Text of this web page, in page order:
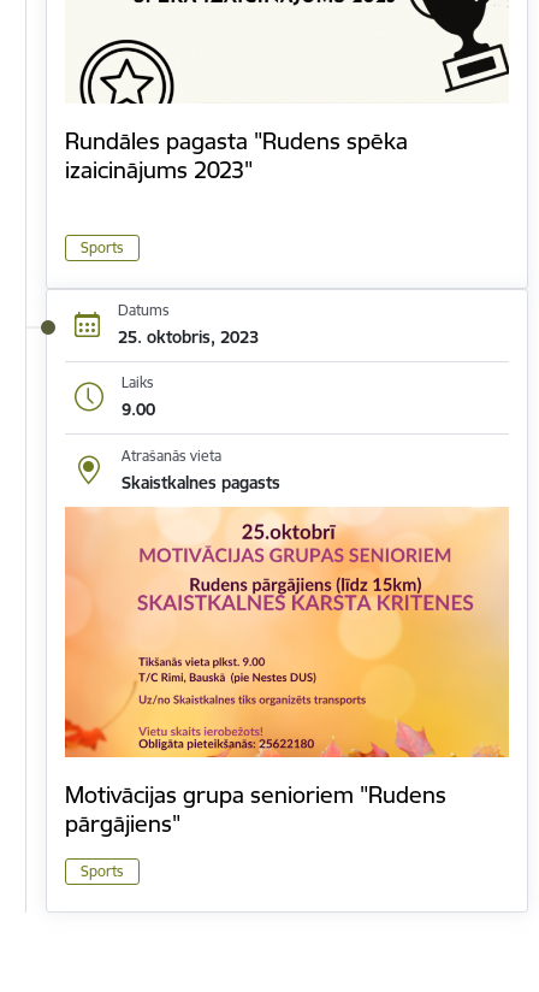
Rundāles pagasta "Rudens spēka
izaicinājums 2023"
Sports
Datums
25. oktobris, 2023
Laiks
9.00
Atrašanās vieta
Skaistkalnes pagasts
Motivācijas grupa senioriem "Rudens
pārgājiens"
Sports